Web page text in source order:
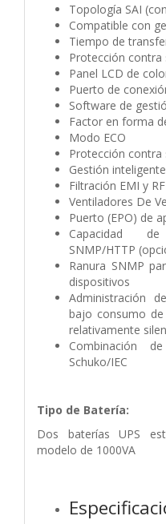
Topología SAI
Compatible con
Tiempo de
Protección contra
Panel LCD de
Puerto de
Software de
Factor en forma
Modo ECO
Protección contra
Gestión
Filtración EMI y
Ventiladores De
Puerto (EPO) de
Capacidad
SNMP/HTTP
Ranura SNMP
dispositivos
Administración
bajo consumo
relativamente
Combinación
Schuko/IEC
Tipo de Batería:
Dos baterías UPS
modelo de 1000VA